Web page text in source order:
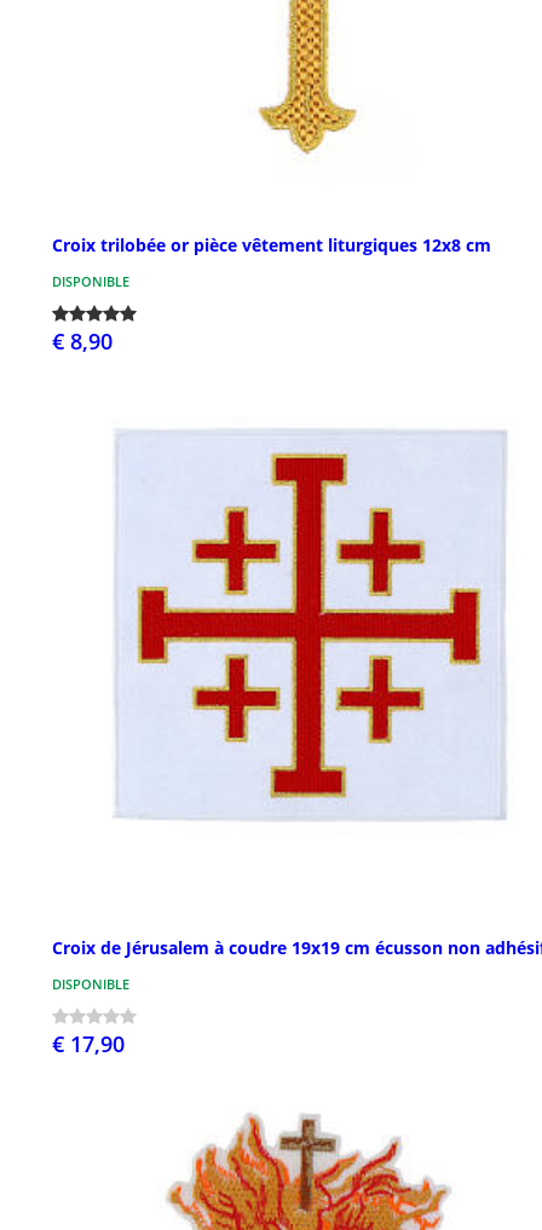
Croix trilobée or pièce vêtement liturgiques 12x8 cm
DISPONIBLE
€ 8,90
Croix de Jérusalem à coudre 19x19 cm écusson non
DISPONIBLE
€ 17,90